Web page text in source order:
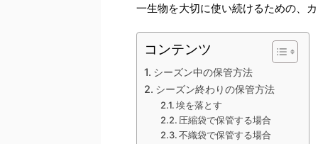
一生物を大切に使い続けるための、
コンテンツ
シーズン中の保管方法
シーズン終わりの保管方法
埃を落とす
圧縮袋で保管する場合
不織袋で保管する場合